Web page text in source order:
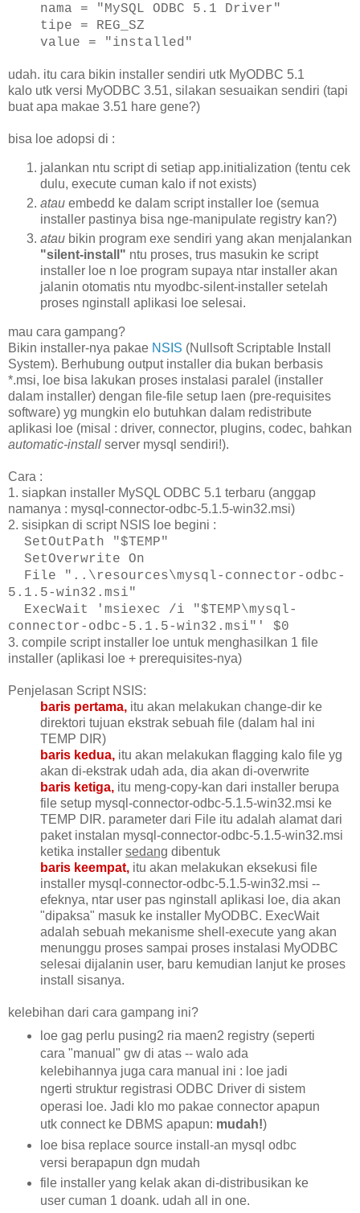
nama = "MySQL ODBC 5.1 Driver"
tipe = REG_SZ
value = "installed"
udah. itu cara bikin installer sendiri utk MyODBC 5.1
kalo utk versi MyODBC 3.51, silakan sesuaikan sendiri (tapi
buat apa makae 3.51 hare gene?)
bisa loe adopsi di :
jalankan ntu script di setiap app.initialization (tentu cek
dulu, execute cuman kalo if not exists)
atau embedd ke dalam script installer loe (semua
installer pastinya bisa nge-manipulate registry kan?)
atau bikin program exe sendiri yang akan menjalankan
"silent-install" ntu proses, trus masukin ke script
installer loe n loe program supaya ntar installer akan
jalanin otomatis ntu myodbc-silent-installer setelah
proses nginstall aplikasi loe selesai.
mau cara gampang?
Bikin installer-nya pakae NSIS (Nullsoft Scriptable Install
System). Berhubung output installer dia bukan berbasis
*.msi, loe bisa lakukan proses instalasi paralel (installer
dalam installer) dengan file-file setup laen (pre-requisites
software) yg mungkin elo butuhkan dalam redistribute
aplikasi loe (misal : driver, connector, plugins, codec, bahkan
automatic-install server mysql sendiri!).
Cara :
1. siapkan installer MySQL ODBC 5.1 terbaru (anggap
namanya : mysql-connector-odbc-5.1.5-win32.msi)
2. sisipkan di script NSIS loe begini :
SetOutPath "$TEMP"
SetOverwrite On
File "..\resources\mysql-connector- odbc-
5.1.5-win32.msi"
ExecWait 'msiexec /i "$TEMP\mysql-
connector-odbc-5. 1.5-win32.msi"' $0
3. compile script installer loe untuk menghasilkan 1 file
installer (aplikasi loe + prerequisites-nya)
Penjelasan Script NSIS:
baris pertama, itu akan melakukan change-dir ke
direktori tujuan ekstrak sebuah file (dalam hal ini
TEMP DIR)
baris kedua, itu akan melakukan flagging kalo file yg
akan di-ekstrak udah ada, dia akan di-overwrite
baris ketiga, itu meng-copy-kan dari installer berupa
file setup mysql-connector-odbc-5.1.5-win32.msi ke
TEMP DIR. parameter dari File itu adalah alamat dari
paket instalan mysql-connector-odbc-5.1.5-win32.msi
ketika installer sedang dibentuk
baris keempat, itu akan melakukan eksekusi file
installer mysql-connector-odbc-5.1.5-win32.msi --
efeknya, ntar user pas nginstall aplikasi loe, dia akan
"dipaksa" masuk ke installer MyODBC. ExecWait
adalah sebuah mekanisme shell-execute yang akan
menunggu proses sampai proses instalasi MyODBC
selesai dijalanin user, baru kemudian lanjut ke proses
install sisanya.
kelebihan dari cara gampang ini?
loe gag perlu pusing2 ria maen2 registry (seperti
cara "manual" gw di atas -- walo ada
kelebihannya juga cara manual ini : loe jadi
ngerti struktur registrasi ODBC Driver di sistem
operasi loe. Jadi klo mo pakae connector apapun
utk connect ke DBMS apapun: mudah!)
loe bisa replace source install-an mysql odbc
versi berapapun dgn mudah
file installer yang kelak akan di-distribusikan ke
user cuman 1 doank. udah all in one.